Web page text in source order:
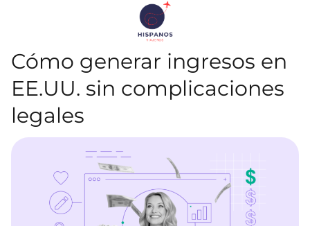
Cómo generar ingresos en
EE.UU. sin complicaciones
legales